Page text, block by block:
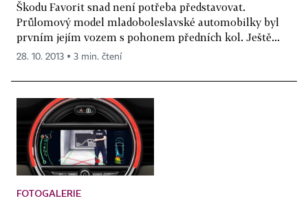
Škodu Favorit snad není potřeba představovat.
Průlomový model mladoboleslavské automobilky byl
prvním jejím vozem s pohonem předních kol. Ještě...
28. 10. 2013 ▪ 3 min. čtení
FOTOGALERIE